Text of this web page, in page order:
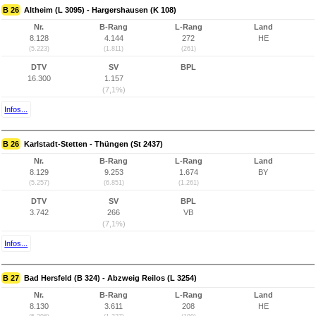
B 26 Altheim (L 3095) - Hargershausen (K 108)
Nr.
8.128
(5.223)
B-Rang
4.144
(1.811)
L-Rang
272
(261)
Land
HE
DTV
16.300
SV
1.157
(7,1%)
BPL
Infos...
B 26 Karlstadt-Stetten - Thüngen (St 2437)
Nr.
8.129
(5.257)
B-Rang
9.253
(6.851)
L-Rang
1.674
(1.261)
Land
BY
DTV
3.742
SV
266
(7,1%)
BPL
VB
Infos...
B 27 Bad Hersfeld (B 324) - Abzweig Reilos (L 3254)
Nr.
8.130
B-Rang
3.611
L-Rang
208
Land
HE